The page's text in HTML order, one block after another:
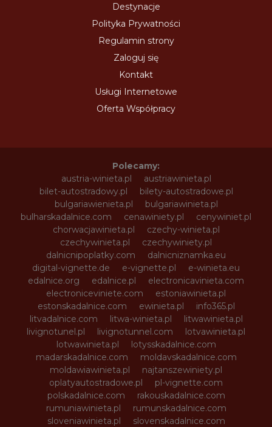
Destynacje
Polityka Prywatności
Regulamin strony
Zaloguj się
Kontakt
Usługi Internetowe
Oferta Współpracy
Polecamy:
austria-winieta.pl
austriawinieta.pl
bilet-autostradowy.pl
bilety-autostradowe.pl
bulgariawienieta.pl
bulgariawinieta.pl
bulharskadalnice.com
cenawiniety.pl
cenywiniet.pl
chorwacjawinieta.pl
czechy-winieta.pl
czechywinieta.pl
czechywiniety.pl
dalnicnipoplatky.com
dalnicniznamka.eu
digital-vignette.de
e-vignette.pl
e-winieta.eu
edalnice.org
edalnice.pl
electronicavinieta.com
electroniceviniete.com
estoniawinieta.pl
estonskadalnice.com
ewinieta.pl
info365.pl
litvadalnice.com
litwa-winieta.pl
litwawinieta.pl
livignotunel.pl
livignotunnel.com
lotvawinieta.pl
lotwawinieta.pl
lotysskadalnice.com
madarskadalnice.com
moldavskadalnice.com
moldawiawinieta.pl
najtanszewiniety.pl
oplatyautostradowe.pl
pl-vignette.com
polskadalnice.com
rakouskadalnice.com
rumuniawinieta.pl
rumunskadalnice.com
sloveniawinieta.pl
slovenskadalnice.com